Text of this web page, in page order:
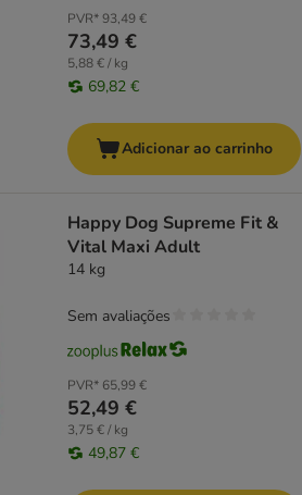
PVR*93,49 €
73,49 €
5,88 € / kg
69,82 €
Adicionar ao carrinho
Happy Dog Supreme Fit &
Vital Maxi Adult
14 kg
PVR* 65,99 €
52,49 €
3,75 € / kg
49,87 €
Sem avaliações